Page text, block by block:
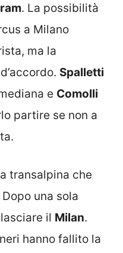
. La possibilità
a Milano
ma la
Spalletti
e Comolli
partire se non a
transalpina che
Dopo una sola
il Milan.
hanno fallito la